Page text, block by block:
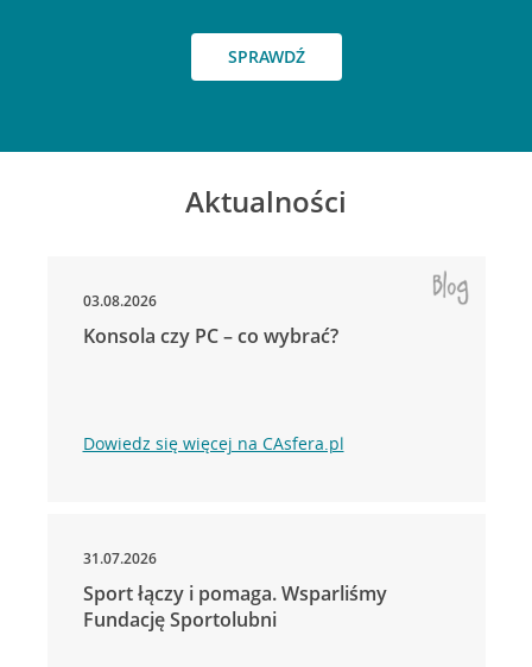
SPRAWDŹ
Aktualności
03.08.2026
Konsola czy PC – co wybrać?
Dowiedz się więcej na CAsfera.pl
31.07.2026
Sport łączy i pomaga. Wsparliśmy
Fundację Sportolubni